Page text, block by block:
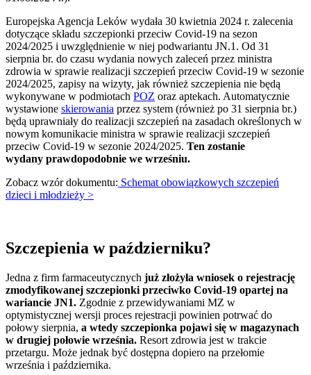
Europejska Agencja Leków wydała 30 kwietnia 2024 r. zalecenia
dotyczące składu szczepionki przeciw Covid-19 na sezon
2024/2025 i uwzględnienie w niej podwariantu JN.1. Od 31
sierpnia br. do czasu wydania nowych zaleceń przez ministra
zdrowia w sprawie realizacji szczepień przeciw Covid-19 w sezonie
2024/2025, zapisy na wizyty, jak również szczepienia nie będą
wykonywane w podmiotach POZ oraz aptekach. Automatycznie
wystawione skierowania przez system (również po 31 sierpnia br.)
będą uprawniały do realizacji szczepień na zasadach określonych w
nowym komunikacie ministra w sprawie realizacji szczepień
przeciw Covid-19 w sezonie 2024/2025. Ten zostanie
wydany prawdopodobnie we wrześniu.
Zobacz wzór dokumentu: Schemat obowiązkowych szczepień
dzieci i młodzieży >
Szczepienia w październiku?
Jedna z firm farmaceutycznych już złożyła wniosek o rejestrację
zmodyfikowanej szczepionki przeciwko Covid-19 opartej na
wariancie JN1. Zgodnie z przewidywaniami MZ w
optymistycznej wersji proces rejestracji powinien potrwać do
połowy sierpnia, a wtedy szczepionka pojawi się w magazynach
w drugiej połowie września. Resort zdrowia jest w trakcie
przetargu. Może jednak być dostępna dopiero na przełomie
września i października.